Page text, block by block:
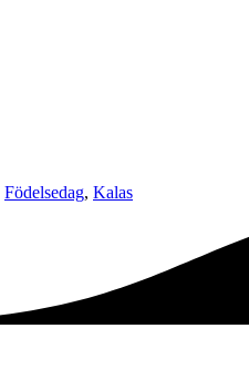
Födelsedag, Kalas